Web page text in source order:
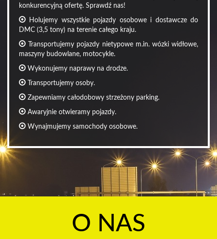
konkurencyjną ofertę. Sprawdź nas!
Holujemy wszystkie pojazdy osobowe i dostawcze do
DMC (3,5 tony) na terenie całego kraju.
Transportujemy pojazdy nietypowe m.in. wózki widłowe,
maszyny budowlane, motocykle.
Wykonujemy naprawy na drodze.
Transportujemy osoby.
Zapewniamy całodobowy strzeżony parking.
Awaryjnie otwieramy pojazdy.
Wynajmujemy samochody osobowe.
O NAS